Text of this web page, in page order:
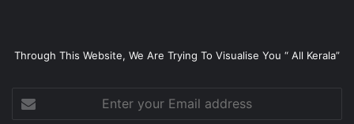
Through This Website, We Are Trying To Visualise You “ All Kerala”
your